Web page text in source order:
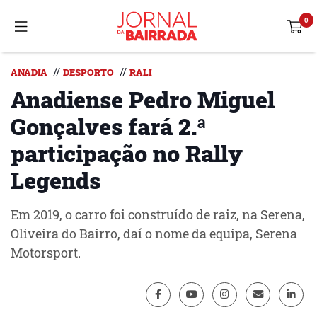
ANADIA // DESPORTO // RALI
Anadiense Pedro Miguel
Gonçalves fará 2.ª
participação no Rally
Legends
Em 2019, o carro foi construído de raiz, na Serena,
Oliveira do Bairro, daí o nome da equipa, Serena
Motorsport.